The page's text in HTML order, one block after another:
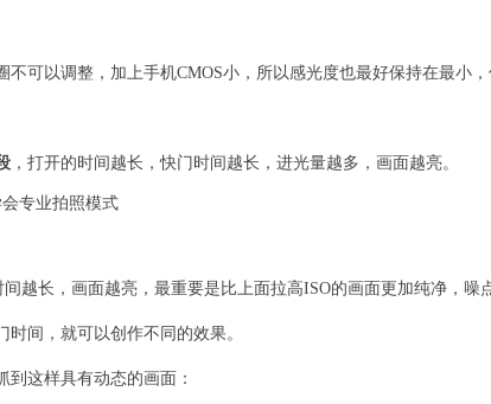
可以调整，加上手机CMOS小，所以感光度也最好保持在最小，
，打开的时间越长，快门时间越长，进光量越多，画面越亮。
越长，画面越亮，最重要是比上面拉高ISO的画面更加纯净，噪
间，就可以创作不同的效果。
这样具有动态的画面：